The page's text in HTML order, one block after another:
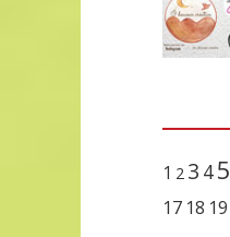
1 2 3 45
17 18 19